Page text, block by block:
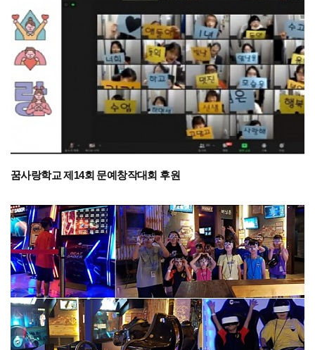
꿈사랑학교 제14회 문예창작대회 후원